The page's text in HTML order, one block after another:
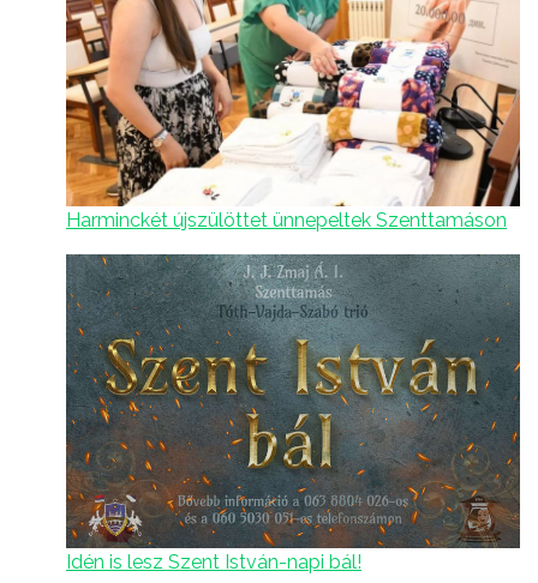
Harminckét újszülöttet ünnepeltek Szenttamáson
Idén is lesz Szent István-napi bál!